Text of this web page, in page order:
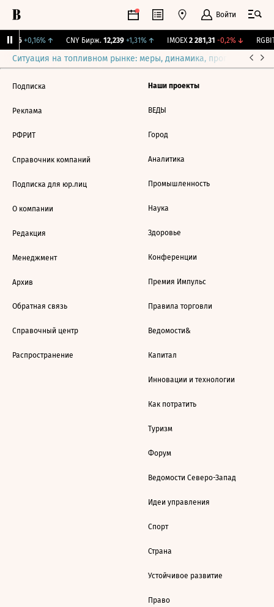
Войти
+0,16%↑ CNY Бирж. 12,239 +1,31%↑ IMOEX 2 281,31 -0,2%↓
Ситуация на топливном рынке: меры, динамика, прогнозы
Подписка
Реклама
РФРИТ
Справочник компаний
Подписка для юр.лиц
О компании
Редакция
Менеджмент
Архив
Обратная связь
Справочный центр
Распространение
Наши проекты
ВЕДЫ
Город
Аналитика
Промышленность
Наука
Здоровье
Конференции
Премия Импульс
Правила торговли
Ведомости&
Капитал
Инновации и технологии
Как потратить
Туризм
Форум
Ведомости Северо-Запад
Идеи управления
Спорт
Страна
Устойчивое развитие
Право